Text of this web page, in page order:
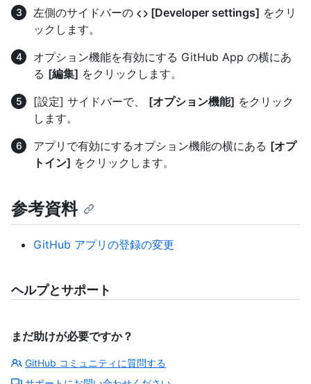
左側のサイドバーの
[Developer settings] をクリ
ックします。
オプション機能を有効にする GitHub App の横にあ
る [編集] をクリックします。
[設定] サイドバーで、 [オプション機能] をクリック
します。
アプリで有効にするオプション機能の横にある [オプ
トイン] をクリックします。
参考資料
GitHub アプリの登録の変更
ヘルプとサポート
まだ助けが必要ですか？
GitHub コミュニティに質問する